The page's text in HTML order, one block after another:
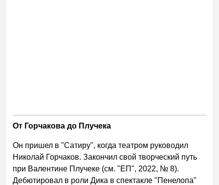
От Горчакова до Плучека
Он пришел в "Сатиру", когда театром руководил
Николай Горчаков. Закончил свой творческий путь
при Валентине Плучеке (см. "ЕП", 2022, № 8).
Дебютировал в роли Дика в спектакле "Пенелопа"